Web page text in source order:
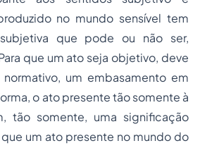
no mundo sensível tem
que pode ou não ser,
que um ato seja objetivo, deve
um embasamento em
o ato presente tão somente à
tão somente, uma significação
um ato presente no mundo do